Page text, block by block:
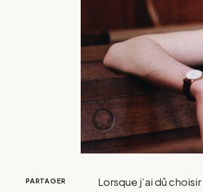
PARTAGER
Lorsque j’ai dû